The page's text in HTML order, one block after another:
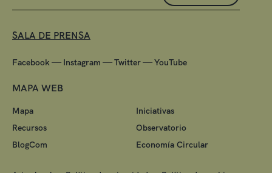
SALA DE PRENSA
Facebook— Instagram —Twitter—YouTube
MAPA WEB
Mapa
Iniciativas
Recursos
Observatorio
BlogCom
Economía Circular